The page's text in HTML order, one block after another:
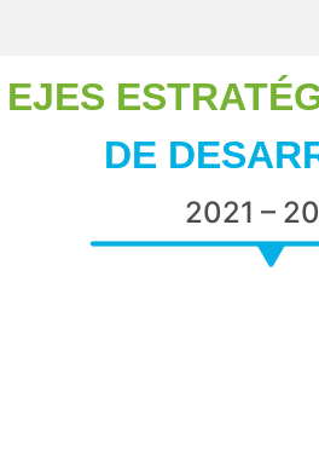
EJES
DE
2021 –